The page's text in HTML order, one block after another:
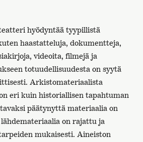
hyödyntää tyypillistä
haastatteluja, dokumentteja,
videoita, filmejä ja
totuudellisuudesta on syytä
Arkistomateriaalista
eri kuin historiallisen tapahtuman
päätynyttä materiaalia on
on rajattu ja
mukaisesti. Aineiston